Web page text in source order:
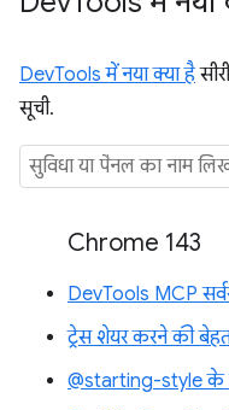
DevTools में नया क्या है
सूची.
Chrome 143
DevTools MCP
ट्रेस शेयर करने की
@starting-style के